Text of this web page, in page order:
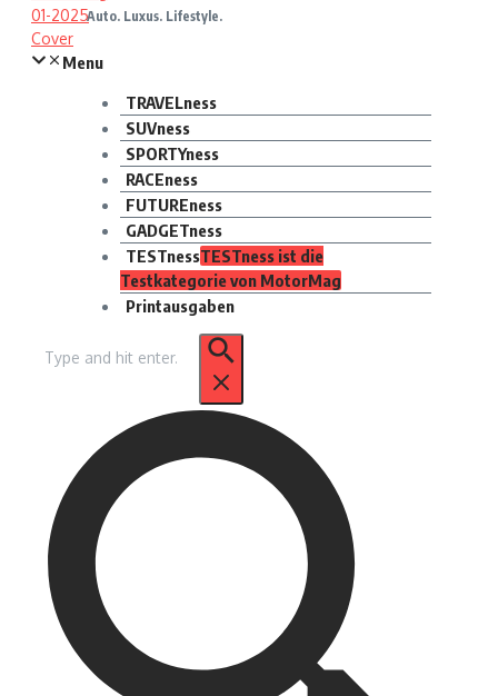
Auto. Luxus. Lifestyle.
Menu
TRAVELness
SUVness
SPORTYness
RACEness
FUTUREness
GADGETness
TESTnessTESTness ist die
Testkategorie von MotorMag
Printausgaben
nach: